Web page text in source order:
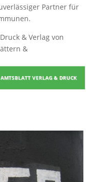
Partner für
Druck & Verlag von
&
AMTSBLATT VERLAG & DRUCK